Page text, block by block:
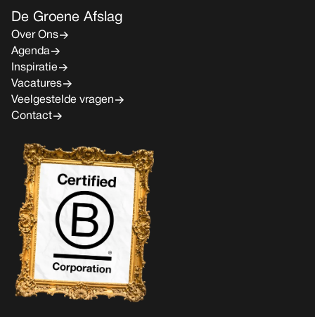
De Groene Afslag
Over Ons
Agenda
Inspiratie
Vacatures
Veelgestelde vragen
Contact